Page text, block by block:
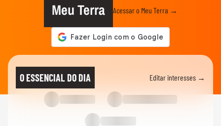
Meu Terra Acessar o Meu Terra →
O ESSENCIAL DO DIA Editar interesses →